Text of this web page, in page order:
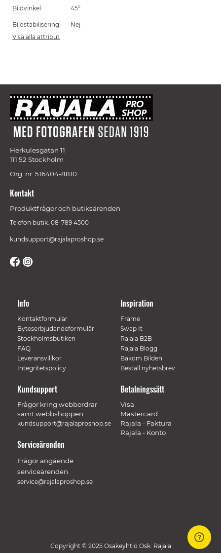
Bildvinkel 45°
Bildstabilisering
Nej
Visa alla attribut
Herkulesgatan 11
111 52 Stockholm
Org. nr: 516404-8810
Kontakt
Produktfrågor och butiksärenden
Telefon butik: 08-789 4500
kundsupport@rajalaproshop.se
Info
Kontaktformulär
Byteserbjudandeformulär
Stockholmsbutiken
FAQ
Leveransvillkor
Integritetspolicy
Inspiration
Frame
Swap It
Rajala B2B
Rajala Blogg
Bakom Bilden
Beställ nyhetsbrev
Betalningssätt
Visa
Mastercard
Rajala - Faktura
Rajala - Konto
Kundsupport
Frågor kring webbordrar
samt webbshoppen.
kundsupport@rajalaproshop.se
Serviceärenden
Frågor angående
serviceärenden.
service@rajalaproshop.se
Copyright © 2025 Osakeyhtiö Osk. Rajala